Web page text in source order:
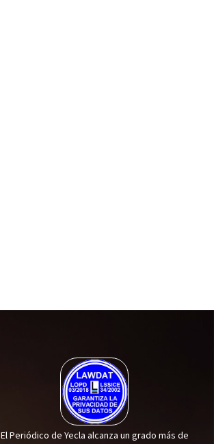
El Periódico de Yecla alcanza un grado más de